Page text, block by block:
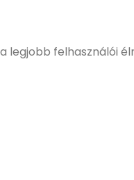
felhasználói